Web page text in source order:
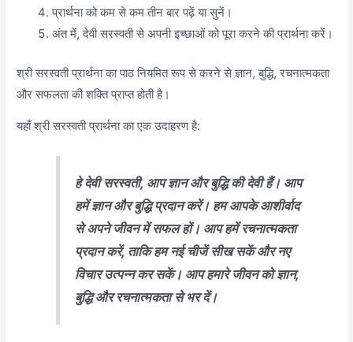
प्रार्थना को कम से कम तीन बार पढ़ें या सुनें।
अंत में, देवी सरस्वती से अपनी इच्छाओं को पूरा करने की प्रार्थना करें।
श्री सरस्वती प्रार्थना का पाठ नियमित रूप से करने से ज्ञान, बुद्धि, रचनात्मकता
और सफलता की शक्ति प्राप्त होती है।
यहाँ श्री सरस्वती प्रार्थना का एक उदाहरण है:
हे देवी सरस्वती, आप ज्ञान और बुद्धि की देवी हैं। आप
हमें ज्ञान और बुद्धि प्रदान करें। हम आपके आशीर्वाद
से अपने जीवन में सफल हों। आप हमें रचनात्मकता
प्रदान करें, ताकि हम नई चीजें सीख सकें और नए
विचार उत्पन्न कर सकें। आप हमारे जीवन को ज्ञान,
बुद्धि और रचनात्मकता से भर दें।